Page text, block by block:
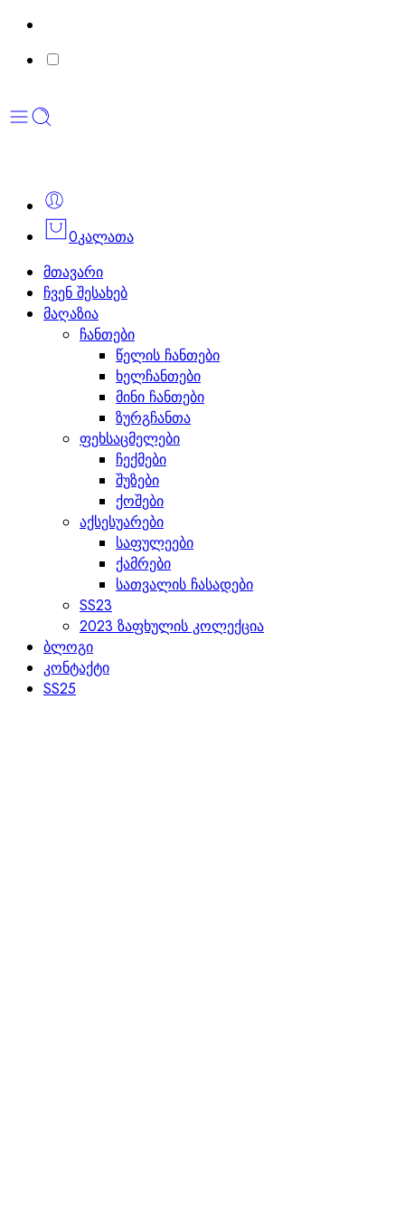
0კალათა
მთავარი
ჩვენ შესახებ
მაღაზია
ჩანთები
წელის ჩანთები
ხელჩანთები
მინი ჩანთები
ზურგჩანთა
ფეხსაცმელები
ჩექმები
შუზები
ქოშები
აქსესუარები
საფულეები
ქამრები
სათვალის ჩასადები
SS23
2023 ზაფხულის კოლექცია
ბლოგი
კონტაქტი
SS25